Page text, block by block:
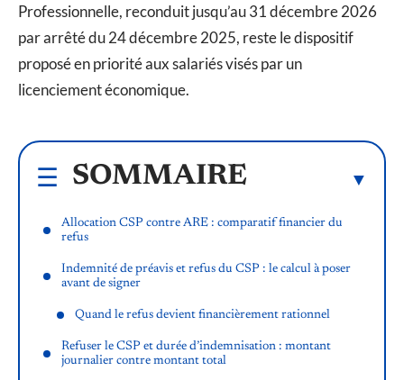
Professionnelle, reconduit jusqu’au 31 décembre 2026
par arrêté du 24 décembre 2025, reste le dispositif
proposé en priorité aux salariés visés par un
licenciement économique.
SOMMAIRE
Allocation CSP contre ARE : comparatif financier du
refus
Indemnité de préavis et refus du CSP : le calcul à poser
avant de signer
Quand le refus devient financièrement rationnel
Refuser le CSP et durée d’indemnisation : montant
journalier contre montant total